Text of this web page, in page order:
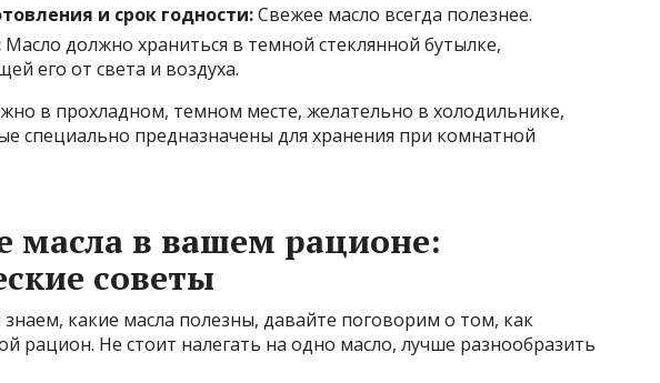
и срок годности:Свежее масло всегда полезнее.
Масло должно храниться в темной стеклянной бутылке,
его от света и воздуха.
в прохладном, темном месте, желательно в холодильнике,
специально предназначены для хранения при комнатной
масла в вашем рационе:
советы
какие масла полезны, давайте поговорим о том, как
рацион. Не стоит налегать на одно масло, лучше разнообразить